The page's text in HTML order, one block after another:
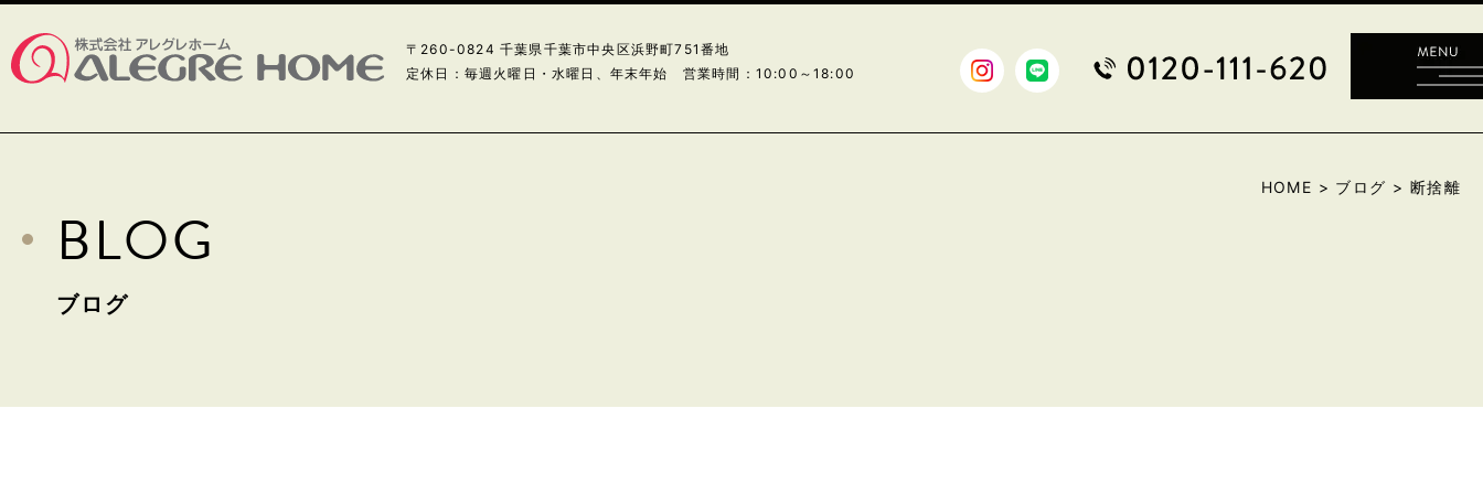
〒260-0824 千葉県千葉市中央区浜野町751番地
定休日：毎週火曜日・水曜日、年末年始 営業時間：10:00～18:00
HOME > ブログ > 断捨離
BLOG
ブログ